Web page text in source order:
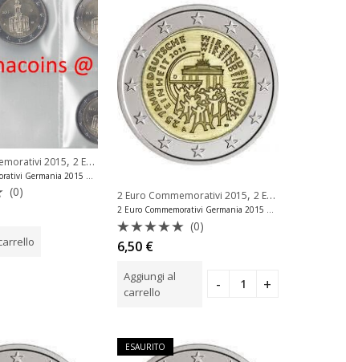
2015, 2 Euro Commemorativi Germania
2 Euro Commemorativi Germania 2015 Hessen 5 Zecche
(0) 2 Euro Commemorativi 2015, 2 Euro Commemorativi Germania
2 Euro Commemorativi Germania 2015 Riunificazione Tedesca
Valutato
0
5
(0)
6,50 €
Aggiungi al
carrello
ESAURITO